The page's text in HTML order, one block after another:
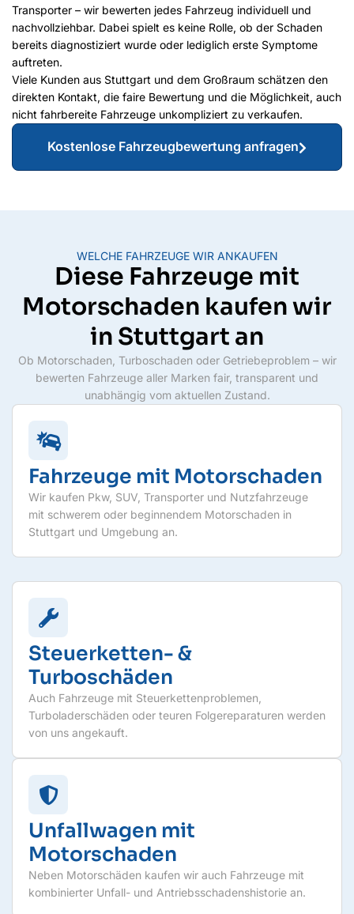
Transporter – wir bewerten jedes Fahrzeug individuell und
nachvollziehbar. Dabei spielt es keine Rolle, ob der Schaden
bereits diagnostiziert wurde oder lediglich erste Symptome
auftreten.
Viele Kunden aus Stuttgart und dem Großraum schätzen den
direkten Kontakt, die faire Bewertung und die Möglichkeit, auch
nicht fahrbereite Fahrzeuge unkompliziert zu verkaufen.
Kostenlose Fahrzeugbewertung anfragen
WELCHE FAHRZEUGE WIR ANKAUFEN
Diese Fahrzeuge mit
Motorschaden kaufen wir
in Stuttgart an
Ob Motorschaden, Turboschaden oder Getriebeproblem – wir
bewerten Fahrzeuge aller Marken fair, transparent und
unabhängig vom aktuellen Zustand.
Fahrzeuge mit Motorschaden
Wir kaufen Pkw, SUV, Transporter und Nutzfahrzeuge
mit schwerem oder beginnendem Motorschaden in
Stuttgart und Umgebung an.
Steuerketten- &
Turboschäden
Auch Fahrzeuge mit Steuerkettenproblemen,
Turboladerschäden oder teuren Folgereparaturen werden
von uns angekauft.
Unfallwagen mit
Motorschaden
Neben Motorschäden kaufen wir auch Fahrzeuge mit
kombinierter Unfall- und Antriebsschadenshistorie an.